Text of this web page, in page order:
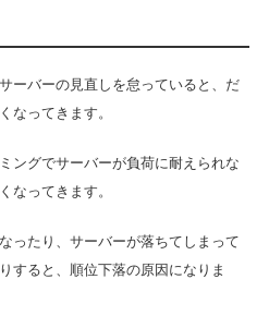
ーバーの見直しを怠っていると、だ
なってきます。
ングでサーバーが負荷に耐えられな
なってきます。
ったり、サーバーが落ちてしまって
すると、順位下落の原因になりま